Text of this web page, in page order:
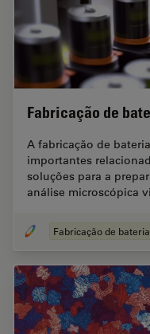
Fabricação de
A fabricação de
importantes
soluções para a
análise microscópica
Fabricação de